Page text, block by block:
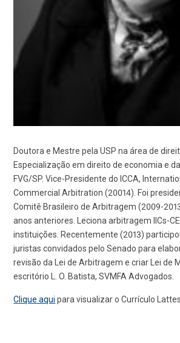
Doutora e Mestre pela USP na área de
Especialização em direito de economia e
FVG/SP. Vice-Presidente do ICCA,
Commercial Arbitration (20014). Foi
Comitê Brasileiro de Arbitragem (2009-
anos anteriores. Leciona arbitragem IICs-
instituições. Recentemente (2013)
juristas convidados pelo Senado para
revisão da Lei de Arbitragem e criar Lei de
escritório L. O. Batista, SVMFA Advogados.
Clique aqui para visualizar o Currículo Lattes